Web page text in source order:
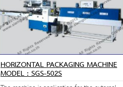
HORIZONTAL PACKAGING MACHINE
MODEL : SGS-502S